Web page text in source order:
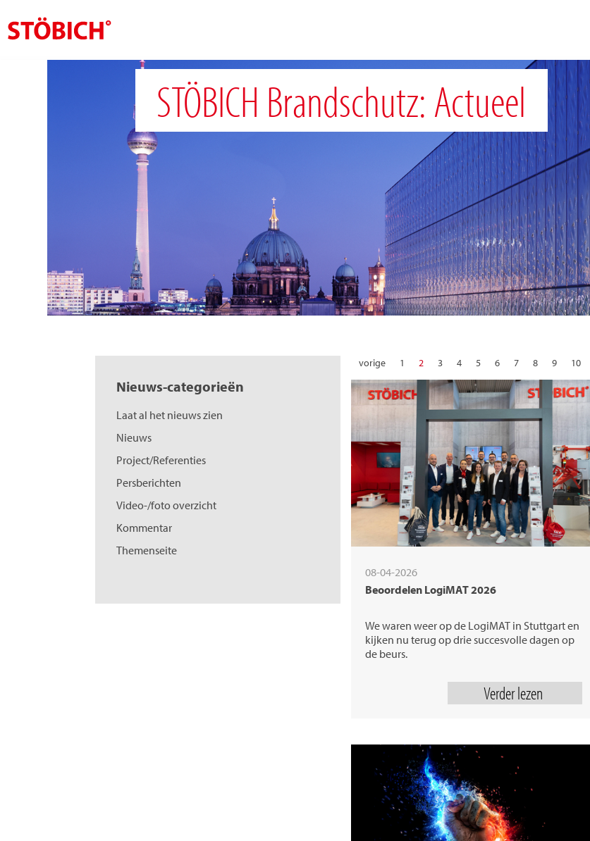
STÖBICH Brandschutz: Actueel
Nieuws-categorieën
Laat al het nieuws zien
Nieuws
Project/Referenties
Persberichten
Video-/foto overzicht
Kommentar
Themenseite
vorige 1 2 3 4 5 6 7 8 9 10
22
23 24 25 26 27
08-04-2026
Beoordelen LogiMAT 2026
We waren weer op de LogiMAT in Stuttgart en
kijken nu terug op drie succesvolle dagen op
de beurs.
Verder lezen